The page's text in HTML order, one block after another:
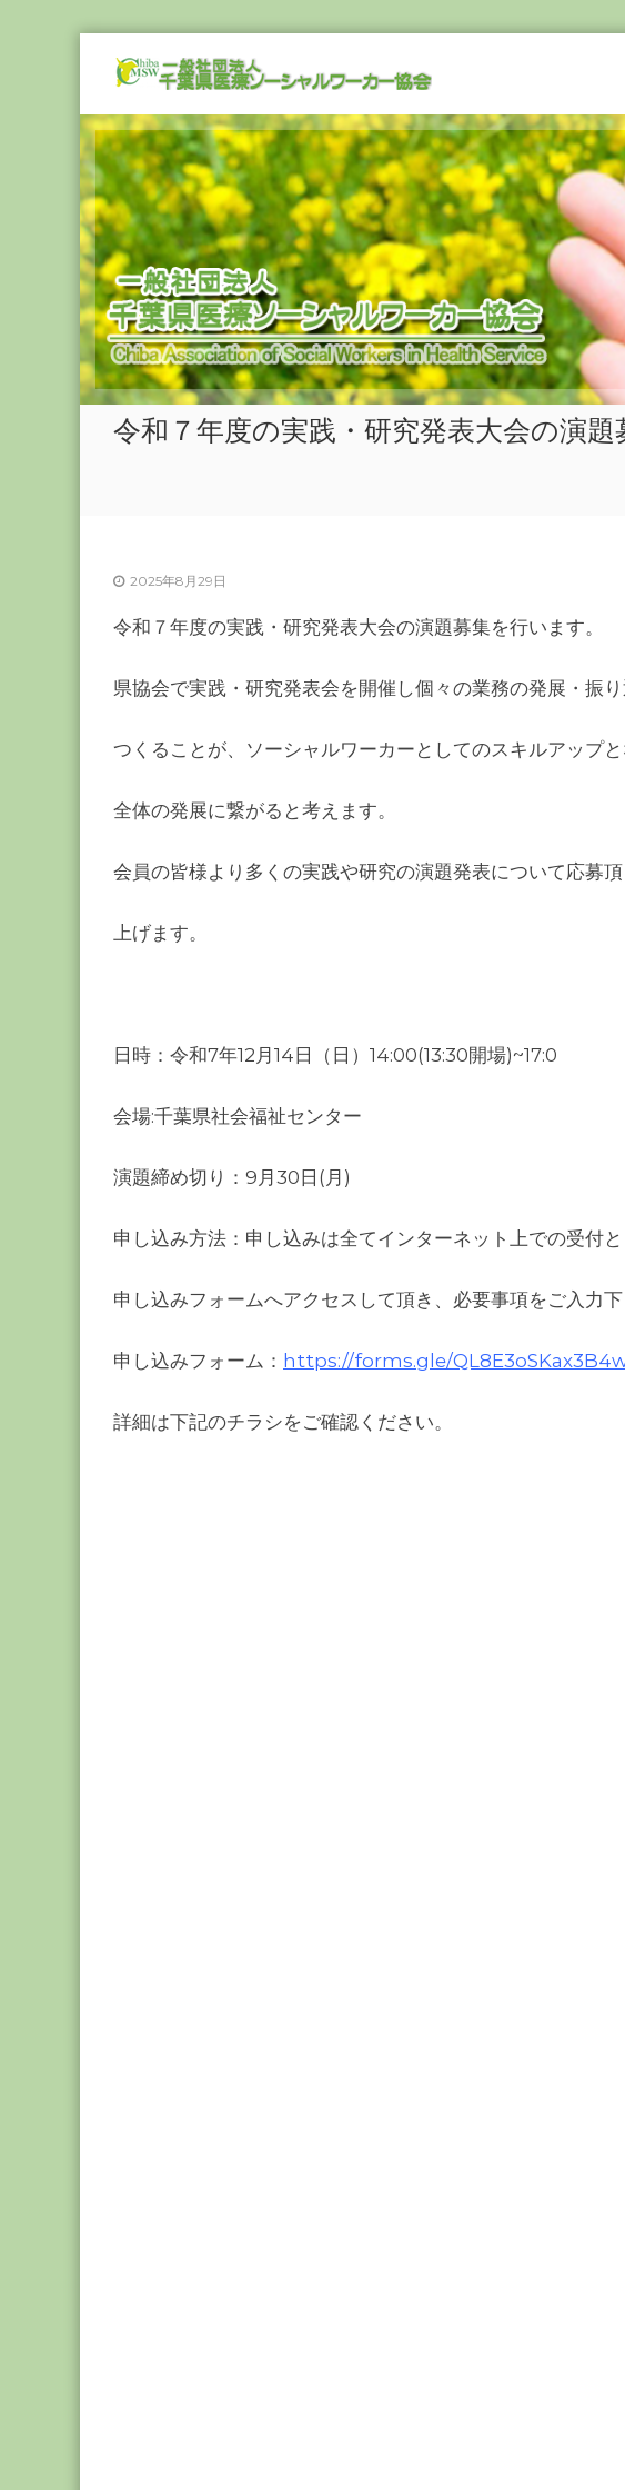
一
般
社
団
法
人
千
葉
県
医
療
ソ
ー
シ
ャ
協
会
つ
な
つ
る
葉
力
令和７年度の実践・研究発表大会の演
2025年8月29日
令和７年度の実践・研究発表大会の演題募集を行います。
県協会で実践・研究発表会を開催し個々の業務の発展・振
つくることが、ソーシャルワーカーとしてのスキルアップ
全体の発展に繋がると考えます。
会員の皆様より多くの実践や研究の演題発表について応募
上げます。
日時：令和7年12月14⽇（⽇）14:00(13:30開場)~17:0
会場:千葉県社会福祉センター
演題締め切り：9月30日(月)
申し込み方法：申し込みは全てインターネット上での受付と
申し込みフォームへアクセスして頂き、必要事項をご入力下
申し込みフォーム： https://forms.gle/
詳細は下記のチラシをご確認ください。